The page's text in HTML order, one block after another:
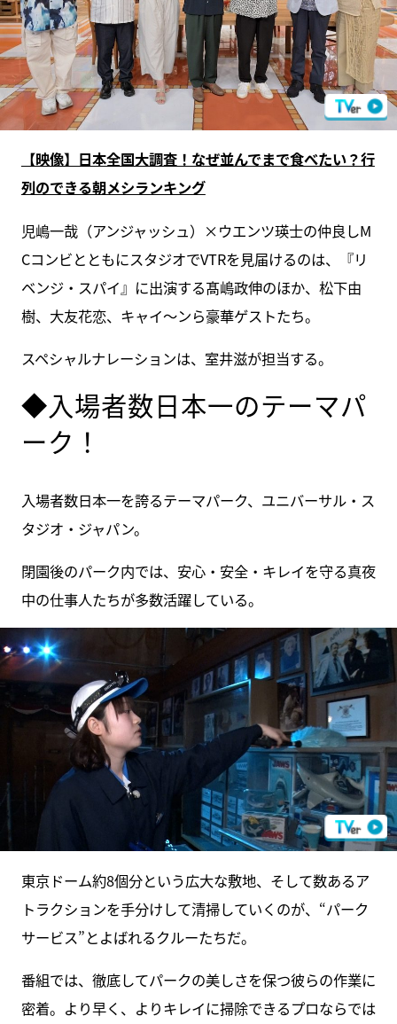
【映像】日本全国大調査！なぜ並んでまで食べたい？行
列のできる朝メシランキング
児嶋一哉（アンジャッシュ）×ウエンツ瑛士の仲良しM
CコンビとともにスタジオでVTRを見届けるのは、『リ
ベンジ・スパイ』に出演する髙嶋政伸のほか、松下由
樹、大友花恋、キャイ～ンら豪華ゲストたち。
スペシャルナレーションは、室井滋が担当する。
◆入場者数日本一のテーマパ
ーク！
入場者数日本一を誇るテーマパーク、ユニバーサル・ス
タジオ・ジャパン。
閉園後のパーク内では、安心・安全・キレイを守る真夜
中の仕事人たちが多数活躍している。
東京ドーム約8個分という広大な敷地、そして数あるア
トラクションを手分けして清掃していくのが、“パーク
サービス”とよばれるクルーたちだ。
番組では、徹底してパークの美しさを保つ彼らの作業に
密着。より早く、よりキレイに掃除できるプロならでは